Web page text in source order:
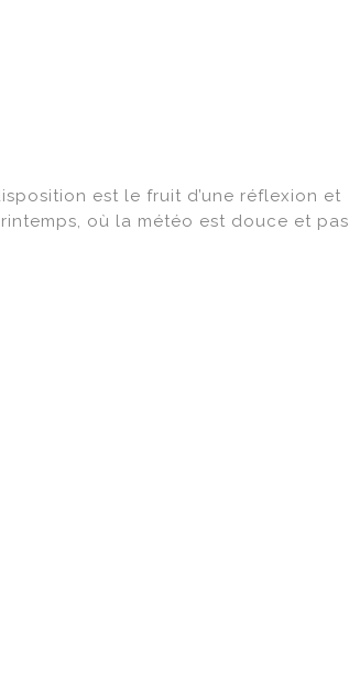
est le fruit d’une réflexion et
où la météo est douce et pas